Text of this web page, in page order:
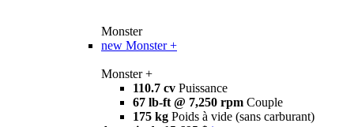
Monster
new Monster +
Monster +
110.7 cv Puissance
67 lb-ft @ 7,250 rpm Couple
175 kg Poids à vide (sans carburant)